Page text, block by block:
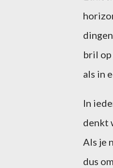
bril op
als in
In
denkt
Als je
dus